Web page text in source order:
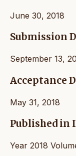
June 30, 2018
Submission
September 13,
Acceptance
May 31, 2018
Published in
Year 2018